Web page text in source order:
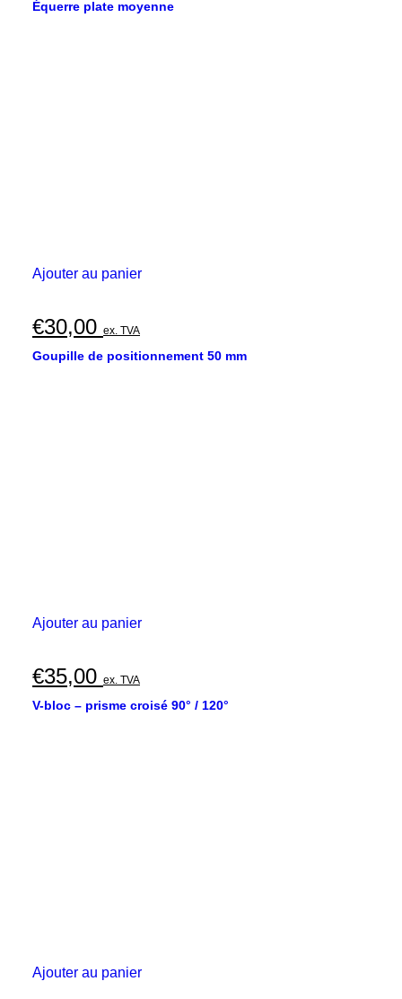
Équerre plate moyenne
Ajouter au panier
€30,00 ex. TVA
Goupille de positionnement 50 mm
Ajouter au panier
€35,00 ex. TVA
V-bloc – prisme croisé 90° / 120°
Ajouter au panier